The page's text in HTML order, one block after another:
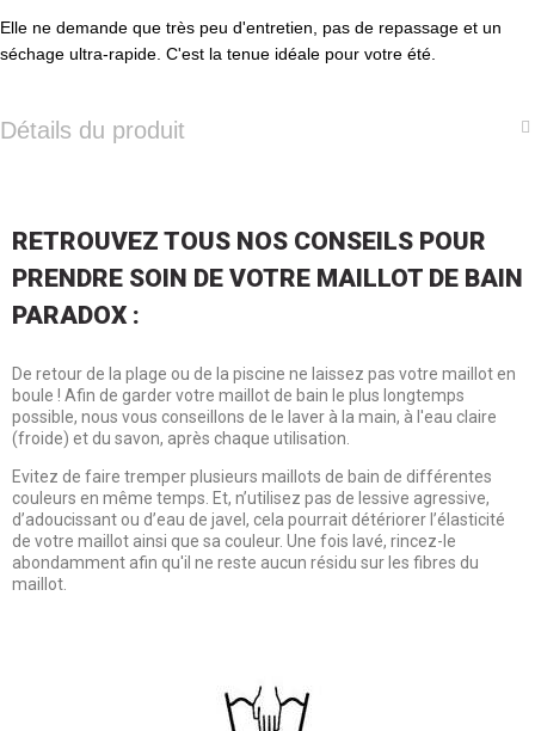
Elle ne demande que très peu d'entretien, pas de repassage et un
séchage ultra-rapide. C'est la tenue idéale pour votre été.
Détails du produit
RETROUVEZ TOUS NOS CONSEILS POUR
PRENDRE SOIN DE VOTRE MAILLOT DE BAIN
PARADOX :
De retour de la plage ou de la piscine ne laissez pas votre maillot en
boule ! Afin de garder votre maillot de bain le plus longtemps
possible, nous vous conseillons de le laver à la main, à l'eau claire
(froide) et du savon, après chaque utilisation.
Evitez de faire tremper plusieurs maillots de bain de différentes
couleurs en même temps. Et, n’utilisez pas de lessive agressive,
d’adoucissant ou d’eau de javel, cela pourrait détériorer l’élasticité
de votre maillot ainsi que sa couleur. Une fois lavé, rincez-le
abondamment afin qu'il ne reste aucun résidu sur les fibres du
maillot.